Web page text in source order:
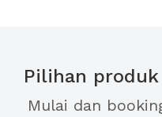
Pilihan produk
Mulai dan